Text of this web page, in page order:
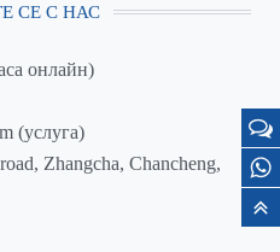
СЕ С НАС
онлайн)
Zhangcha, Chancheng,